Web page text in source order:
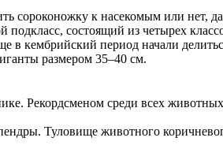
сороконожку к насекомым или нет,
состоящий из четырех
кембрийский период начали
размером 35–40 см.
Рекордсменом среди всех животных
Туловище животного